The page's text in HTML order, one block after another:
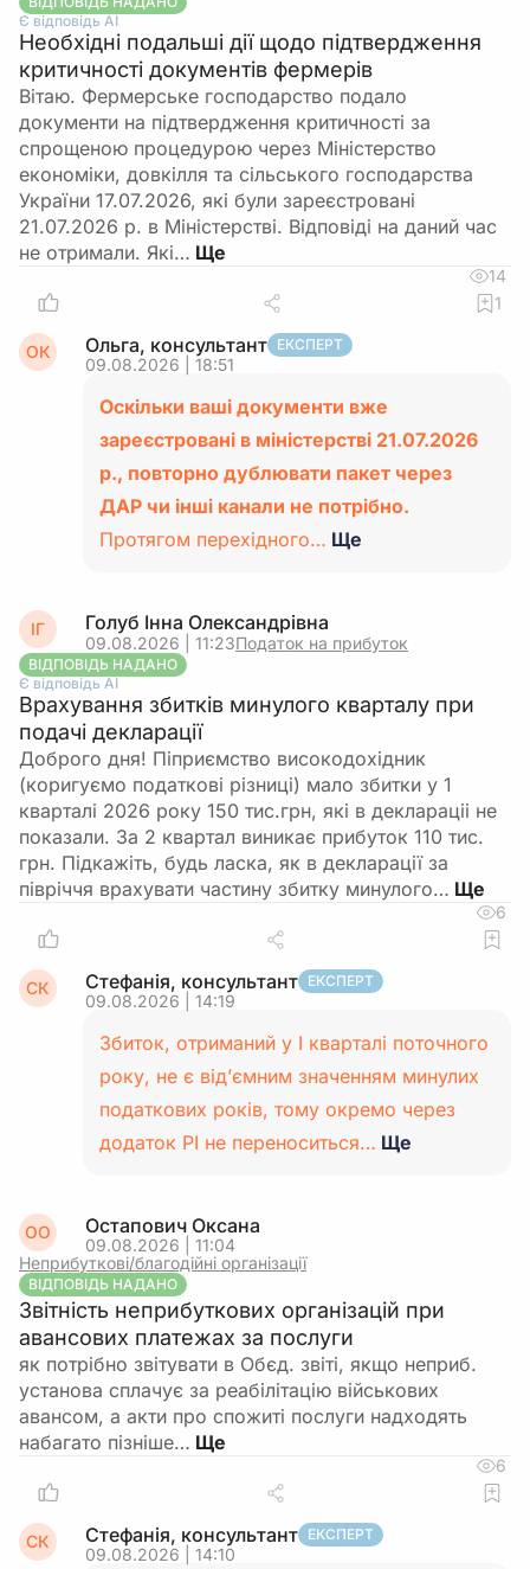
Є відповідь АІ
Необхідні подальші дії щодо підтвердження
критичності документів фермерів
Вітаю. Фермерське господарство подало
документи на підтвердження критичності за
спрощеною процедурою через Міністерство
економіки, довкілля та сільського господарства
України 17.07.2026, які були зареєстровані
21.07.2026 р. в Міністерстві. Відповіді на даний час
не отримали. Які…
14
1
ОК Ольга, консультант ЕКСПЕРТ
09.08.2026 | 18:51
Оскільки ваші документи вже
зареєстровані в міністерстві 21.07.2026
р., повторно дублювати пакет через
ДАР чи інші канали не потрібно.
Протягом перехідного… Ще
ІГ Голуб Інна Олександрівна
09.08.2026 | 11:23Податок на прибуток
ВІДПОВІДЬ НАДАНО
Є відповідь АІ
Врахування збитків минулого кварталу при
подачі декларації
Доброго дня! Піприємство високодохідник
(коригуємо податкові різниці) мало збитки у 1
кварталі 2026 року 150 тис.грн, які в деклараціі не
показали. За 2 квартал виникає прибуток 110 тис.
грн. Підкажіть, будь ласка, як в декларації за
півріччя врахувати частину збитку минулого…
6
СК Стефанія, консультант ЕКСПЕРТ
09.08.2026 | 14:19
Збиток, отриманий у І кварталі поточного
року, не є від’ємним значенням минулих
податкових років, тому окремо через
додаток РІ не переноситься… Ще
ОО Остапович Оксана
09.08.2026 | 11:04
Неприбуткові/благодійні організації
ВІДПОВІДЬ НАДАНО
Звітність неприбуткових організацій при
авансових платежах за послуги
як потрібно звітувати в Обєд. звіті, якщо неприб.
установа сплачує за реабілітацію військових
авансом, а акти про спожиті послуги надходять
набагато пізніше…
6
СК Стефанія, консультант ЕКСПЕРТ
09.08.2026 | 14:10